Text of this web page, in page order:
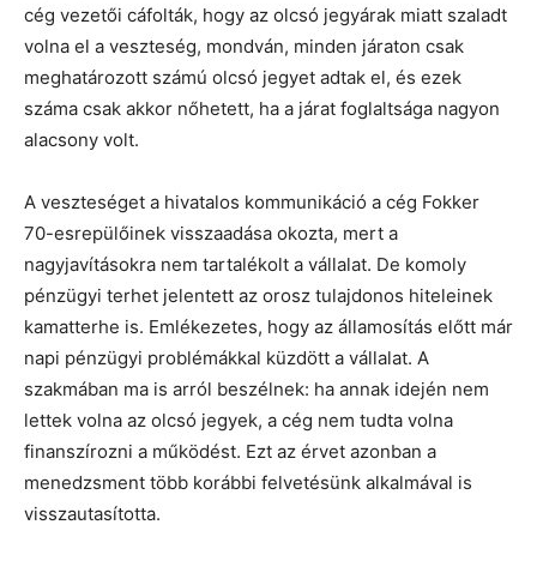
cég vezetői cáfolták, hogy az olcsó jegyárak miatt szaladt
volna el a veszteség, mondván, minden járaton csak
meghatározott számú olcsó jegyet adtak el, és ezek
száma csak akkor nőhetett, ha a járat foglaltsága nagyon
alacsony volt.
A veszteséget a hivatalos kommunikáció a cég Fokker
70-esrepülőinek visszaadása okozta, mert a
nagyjavításokra nem tartalékolt a vállalat. De komoly
pénzügyi terhet jelentett az orosz tulajdonos hiteleinek
kamatterhe is. Emlékezetes, hogy az államosítás előtt már
napi pénzügyi problémákkal küzdött a vállalat. A
szakmában ma is arról beszélnek: ha annak idején nem
lettek volna az olcsó jegyek, a cég nem tudta volna
finanszírozni a működést. Ezt az érvet azonban a
menedzsment több korábbi felvetésünk alkalmával is
visszautasította.